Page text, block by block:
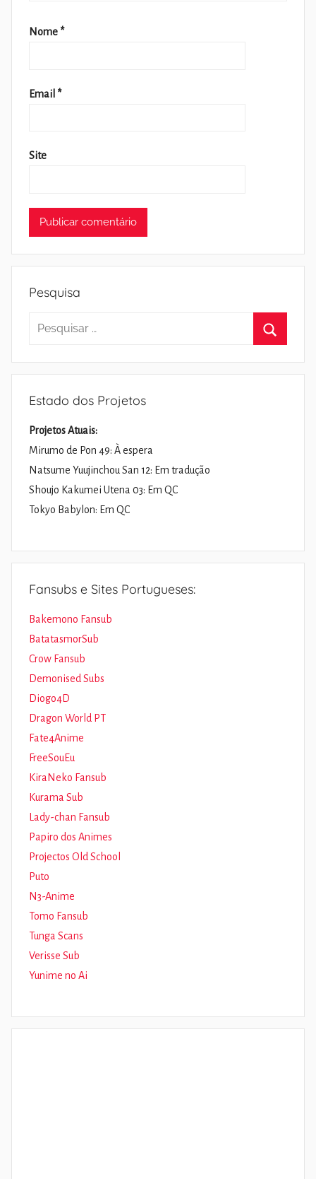
Nome *
Email *
Site
Pesquisa
Pesquisar
Estado dos Projetos
Projetos Atuais:
Mirumo de Pon 49: À espera
Natsume Yuujinchou San 12: Em tradução
Shoujo Kakumei Utena 03: Em QC
Tokyo Babylon: Em QC
Fansubs e Sites Portugueses:
Bakemono Fansub
BatatasmorSub
Crow Fansub
Demonised Subs
Diogo4D
Dragon World PT
Fate4Anime
FreeSouEu
KiraNeko Fansub
Kurama Sub
Lady-chan Fansub
Papiro dos Animes
Projectos Old School
Puto
N3-Anime
Tomo Fansub
Tunga Scans
Verisse Sub
Yunime no Ai